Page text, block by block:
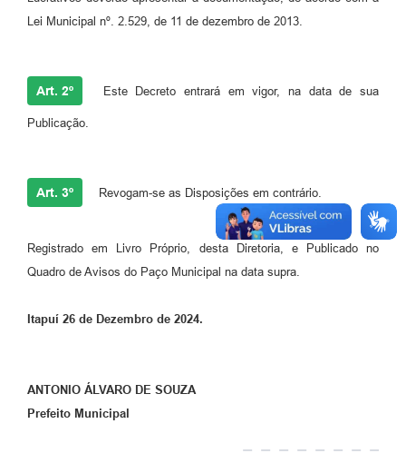
Lei Municipal nº. 2.529, de 11 de dezembro de 2013.
Art. 2º Este Decreto entrará em vigor, na data de sua
Publicação.
Art. 3º Revogam-se as Disposições em contrário.
Registrado em Livro Próprio, desta Diretoria, e Publicado no
Quadro de Avisos do Paço Municipal na data supra.
Itapuí 26 de Dezembro de 2024.
ANTONIO ÁLVARO DE SOUZA
Prefeito Municipal